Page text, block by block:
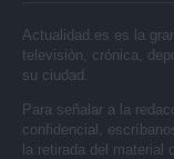
Actualidad.es es la
televisión, crónica,
su ciudad.
Para señalar a la
confidencial,
la retirada del material